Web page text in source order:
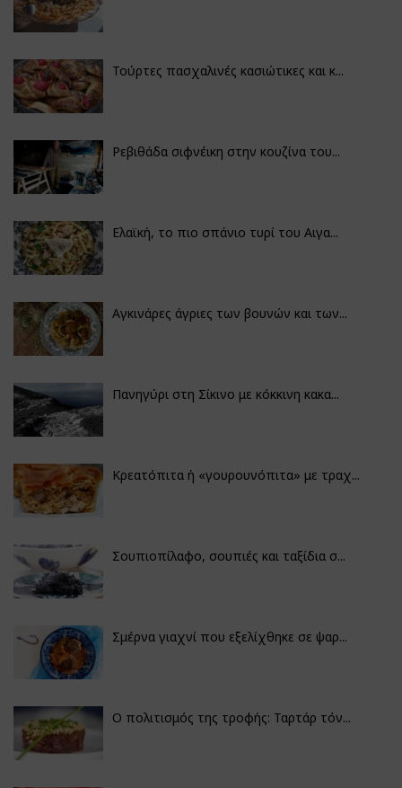
Τούρτες πασχαλινές κασιώτικες και κ...
Ρεβιθάδα σιφνέικη στην κουζίνα του...
Ελαϊκή, το πιο σπάνιο τυρί του Αιγα...
Αγκινάρες άγριες των βουνών και των...
Πανηγύρι στη Σίκινο με κόκκινη κακα...
Κρεατόπιτα ή «γουρουνόπιτα» με τραχ...
Σουπιοπίλαφο, σουπιές και ταξίδια σ...
Σμέρνα γιαχνί που εξελίχθηκε σε ψαρ...
Ο πολιτισμός της τροφής: Ταρτάρ τόν...